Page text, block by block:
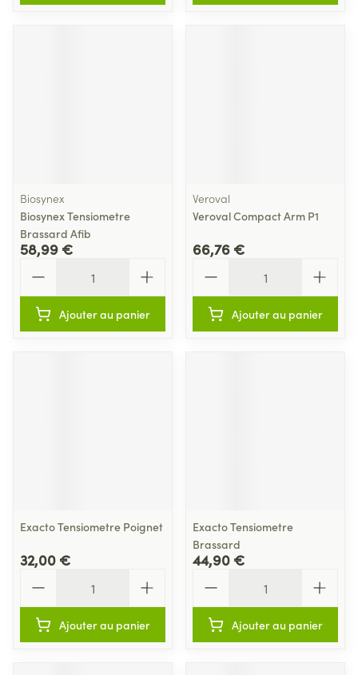
Biosynex
Biosynex Tensiometre
Brassard Afib
58,99 €
Ajouter au panier
Veroval
Veroval Compact Arm P1
66,76 €
Ajouter au panier
Exacto Tensiometre Poignet
32,00 €
Ajouter au panier
Exacto Tensiometre
Brassard
44,90 €
Ajouter au panier